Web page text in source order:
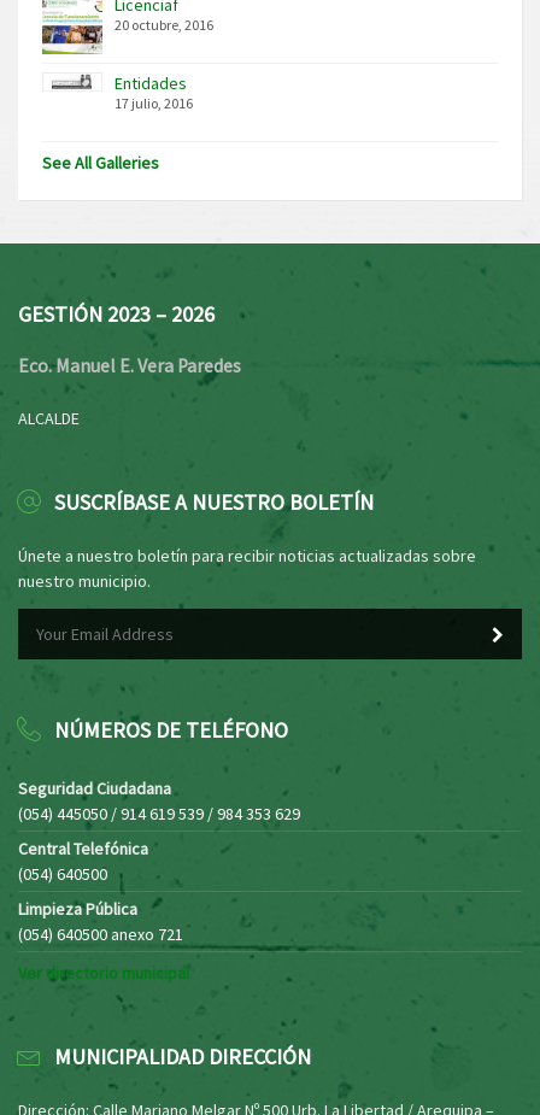
Licenciaf
20 octubre, 2016
Entidades
17 julio, 2016
See All Galleries
GESTIÓN 2023 – 2026
Eco. Manuel E. Vera Paredes
ALCALDE
SUSCRÍBASE A NUESTRO BOLETÍN
Únete a nuestro boletín para recibir noticias actualizadas sobre
nuestro municipio.
NÚMEROS DE TELÉFONO
Seguridad Ciudadana
(054) 445050 / 914 619 539 / 984 353 629
Central Telefónica
(054) 640500
Limpieza Pública
(054) 640500 anexo 721
Ver directorio municipal
MUNICIPALIDAD DIRECCIÓN
Dirección: Calle Mariano Melgar Nº 500 Urb. La Libertad / Arequipa –